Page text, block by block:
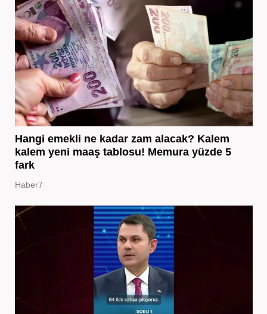
Hangi emekli ne kadar zam alacak? Kalem
kalem yeni maaş tablosu! Memura yüzde 5
fark
Haber7